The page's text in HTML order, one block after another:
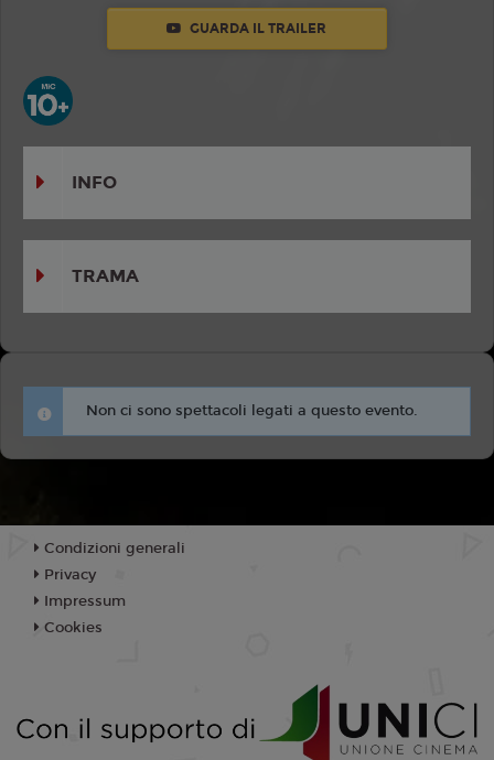
GUARDA IL TRAILER
INFO
TRAMA
Non ci sono spettacoli legati a questo evento.
Condizioni generali
Privacy
Impressum
Cookies